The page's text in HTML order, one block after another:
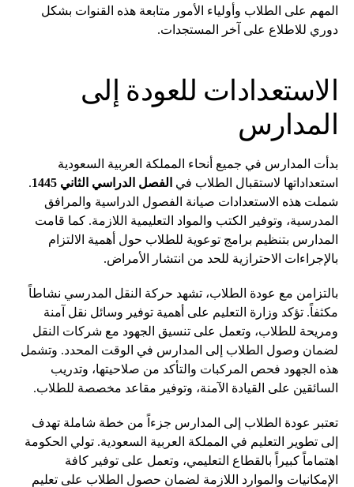
المهم على الطلاب وأولياء الأمور متابعة هذه القنوات بشكل
دوري للاطلاع على آخر المستجدات.
الاستعدادات للعودة إلى
المدارس
بدأت المدارس في جميع أنحاء المملكة العربية السعودية
استعداداتها لاستقبال الطلاب في الفصل الدراسي الثاني 1445
.
شملت هذه الاستعدادات صيانة الفصول الدراسية والمرافق
المدرسية، وتوفير الكتب والمواد التعليمية اللازمة. كما قامت
المدارس بتنظيم برامج توعوية للطلاب حول أهمية الالتزام
بالإجراءات الاحترازية للحد من انتشار الأمراض.
بالتزامن مع عودة الطلاب، تشهد حركة النقل المدرسي نشاطاً
مكثفاً. تؤكد وزارة التعليم على أهمية توفير وسائل نقل آمنة
ومريحة للطلاب، وتعمل على تنسيق الجهود مع شركات النقل
لضمان وصول الطلاب إلى المدارس في الوقت المحدد. وتشمل
هذه الجهود فحص المركبات والتأكد من صلاحيتها، وتدريب
السائقين على القيادة الآمنة، وتوفير مقاعد مخصصة للطلاب.
تعتبر عودة الطلاب إلى المدارس جزءاً من خطة شاملة تهدف
إلى تطوير التعليم في المملكة العربية السعودية. تولي الحكومة
اهتماماً كبيراً بالقطاع التعليمي، وتعمل على توفير كافة
الإمكانيات والموارد اللازمة لضمان حصول الطلاب على تعليم